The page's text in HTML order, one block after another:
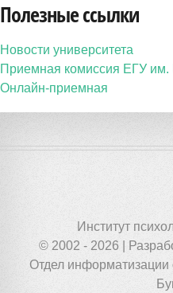
Полезные ссылки
Новости университета
Приемная комиссия ЕГУ
Онлайн-приемная
Институт
© 2002 - 2026 |
Отдел